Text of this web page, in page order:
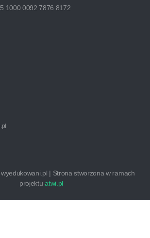
1000 0092 7876 8172
| Strona stworzona w ramach
projektuatwi.pl